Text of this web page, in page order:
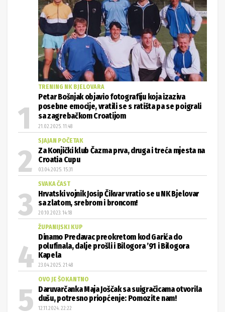
TRENING NK BJELOVARA
Petar Bošnjak objavio fotografiju koja izaziva
posebne emocije, vratili se s ratišta pa se poigrali
sa zagrebačkom Croatijom
21.02.2025. 11:48
SJAJAN POČETAK
Za Konjički klub Čazma prva, druga i treća mjesta na
Croatia Cupu
03.04.2025. 15:31
SVAKA ČAST
Hrvatski vojnik Josip Čikvar vratio se u NK Bjelovar
sa zlatom, srebrom i broncom!
20.10.2023. 14:18
ŽUPANIJSKI KUP
Dinamo Predavac preokretom kod Garića do
polufinala, dalje prošli i Bilogora ’91 i Bilogora
Kapela
23.04.2025. 21:48
OVO JE ŠOKANTNO
Daruvarčanka Maja Joščak sa suigračicama otvorila
dušu, potresno priopćenje: Pomozite nam!
12.11.2024. 22:22